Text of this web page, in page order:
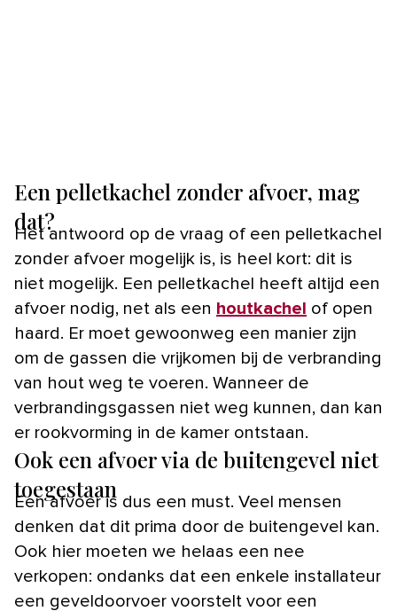
Een pelletkachel zonder afvoer, mag
dat?
Het antwoord op de vraag of een pelletkachel
zonder afvoer mogelijk is, is heel kort: dit is
niet mogelijk. Een pelletkachel heeft altijd een
afvoer nodig, net als een houtkachel of open
haard. Er moet gewoonweg een manier zijn
om de gassen die vrijkomen bij de verbranding
van hout weg te voeren. Wanneer de
verbrandingsgassen niet weg kunnen, dan kan
er rookvorming in de kamer ontstaan.
Ook een afvoer via de buitengevel niet
toegestaan
Een afvoer is dus een must. Veel mensen
denken dat dit prima door de buitengevel kan.
Ook hier moeten we helaas een nee
verkopen: ondanks dat een enkele installateur
een geveldoorvoer voorstelt voor een